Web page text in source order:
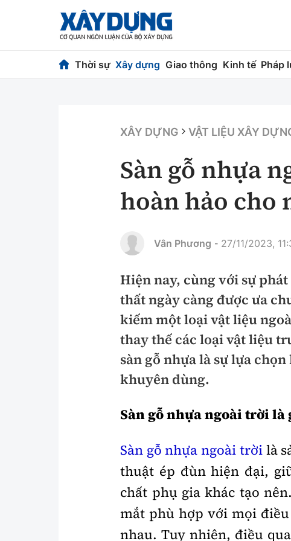
Thời sự Xây dựng Giao thông Kinh tế Pháp
Chuyện dọc đường
Chỉ đạo điều hành
Vật liệu xây dựng
Giám định chất
An ninh hình sự
An toàn giao thông
Giao thông 24h
ATGT địa phương
Văn hóa giao thông
Lái xe an toàn
Chung tay vì ATGT
Gương sáng giao
xem thêm
Chất lượng sống Văn hóa - Giải Trí
Văn hóa
XÂY DỰNG VẬT LIỆU XÂY
Sàn gỗ nhựa
hoàn hảo cho
Vân Phương - 27/11/2023,
Hiện nay, cùng với sự
thất ngày càng được ưa
kiếm một loại vật liệu
thay thế các loại vật liệu
sàn gỗ nhựa là sự lựa
khuyên dùng.
Sàn gỗ nhựa ngoài trời là
Sàn gỗ nhựa ngoài trờilà
thuật ép đùn hiện đại,
chất phụ gia khác tạo
mắt phù hợp với mọi
nhau. Tuy nhiên, điều